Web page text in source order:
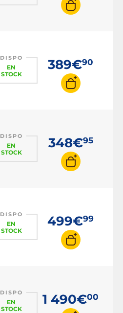
DISPO
EN
STOCK
389€90
DISPO
EN
STOCK
348€95
DISPO
EN
STOCK
499€99
DISPO
EN
STOCK
1 490€00